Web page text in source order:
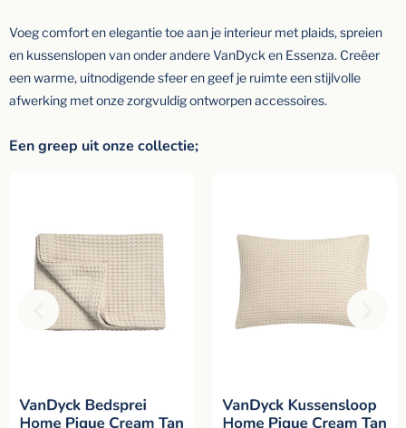
Voeg comfort en elegantie toe aan je interieur met plaids, spreien
en kussenslopen van onder andere VanDyck en Essenza. Creëer
een warme, uitnodigende sfeer en geef je ruimte een stijlvolle
afwerking met onze zorgvuldig ontworpen accessoires.
Een greep uit onze collectie;